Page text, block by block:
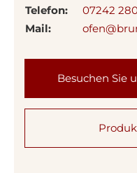
Telefon:
07242
Mail:
Besuchen Sie